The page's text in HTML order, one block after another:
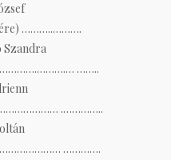
………..……….
Szandra
……..
.…………..
………….